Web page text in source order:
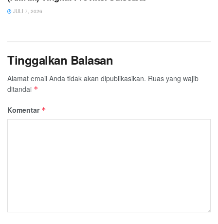
JULI 7, 2026
Tinggalkan Balasan
Alamat email Anda tidak akan dipublikasikan. Ruas yang wajib
ditandai *
Komentar *